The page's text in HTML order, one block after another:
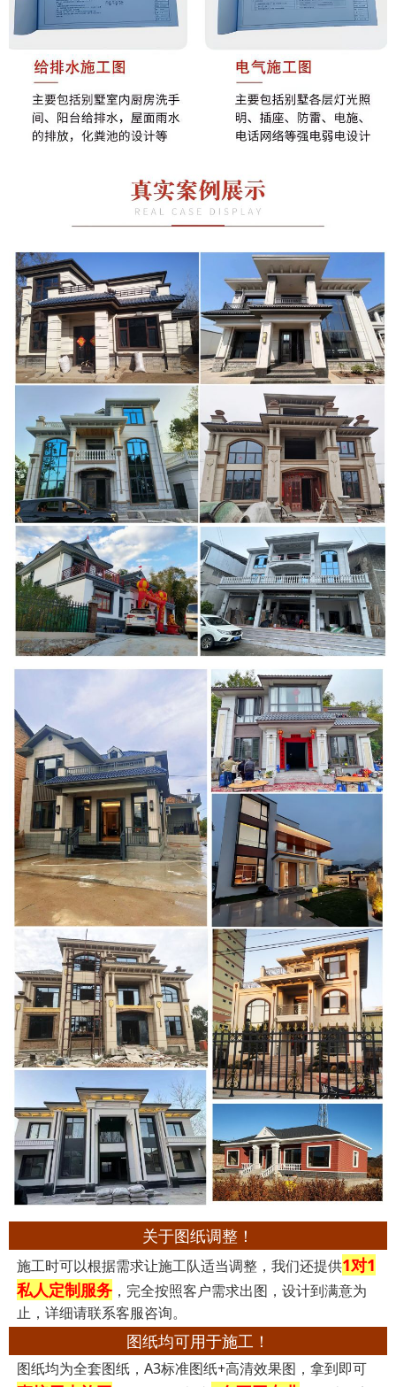
关于图纸调整！
施工时可以根据需求让施工队适当调整，我们还提供1对1
私人定制服务，完全按照客户需求出图，设计到满意为
止，详细请联系客服咨询。
图纸均可用于施工！
图纸均为全套图纸，A3标准图纸+高清效果图，拿到即可